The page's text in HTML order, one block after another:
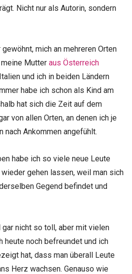
Nicht nur als Autorin, sondern
mich an mehreren Orten
Mutter aus Österreich
und ich in beiden Ländern
habe ich schon als Kind am
hat sich die Zeit auf dem
von allen Orten, an denen ich je
nach Ankommen angefühlt.
habe ich so viele neue Leute
wieder gehen lassen, weil man sich
Gegend befindet und
nicht so toll, aber mit vielen
heute noch befreundet und ich
hat, dass man überall Leute
Herz wachsen. Genauso wie